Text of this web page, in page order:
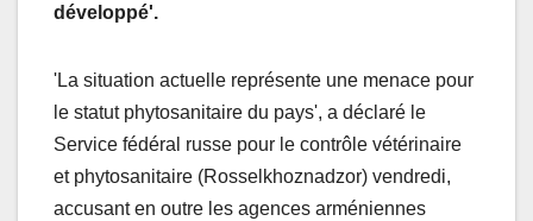
développé'.
'La situation actuelle représente une menace pour
le statut phytosanitaire du pays', a déclaré le
Service fédéral russe pour le contrôle vétérinaire
et phytosanitaire (Rosselkhoznadzor) vendredi,
accusant en outre les agences arméniennes